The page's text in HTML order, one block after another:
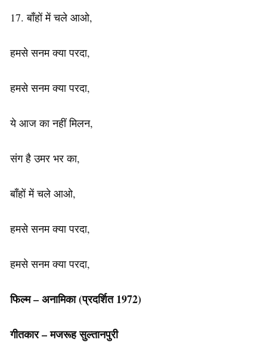
17. बाँहों में चले आओ,
हमसे सनम क्या परदा,
हमसे सनम क्या परदा,
ये आज का नहीं मिलन,
संग है उमर भर का,
बाँहों में चले आओ,
हमसे सनम क्या परदा,
हमसे सनम क्या परदा,
फिल्म – अनामिका(प्रदर्शित 1972)
गीतकार – मजरूह सुल्तानपुरी